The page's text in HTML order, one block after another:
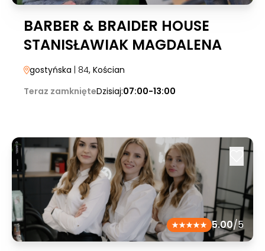
BARBER & BRAIDER HOUSE
STANISŁAWIAK MAGDALENA
gostyńska | 84, Kościan
Teraz zamknięteDzisiaj:07:00-13:00
5.00/5